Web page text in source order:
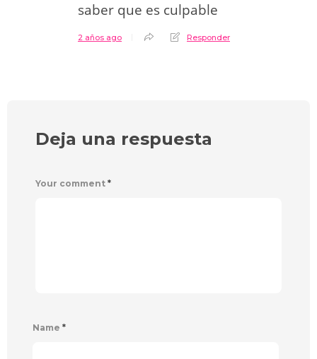
saber que es culpable
2 años ago Responder
Deja una respuesta
Your comment *
Name *